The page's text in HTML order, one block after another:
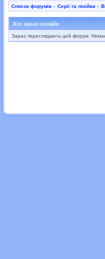
Список форумів » Серії та лінійки »
Хто зараз онлайн
Зараз переглядають цей форум: Немає